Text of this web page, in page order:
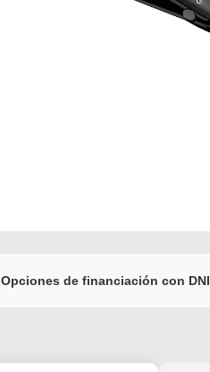
Opciones de financiación con DNI